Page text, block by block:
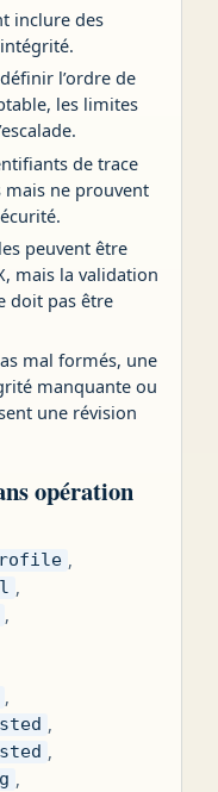
inclure des
l’ordre de
les limites
de trace
mais ne prouvent
peuvent être
mais la validation
doit pas être
mal formés, une
manquante ou
une révision
opération
,
,
,
,
,
,
,